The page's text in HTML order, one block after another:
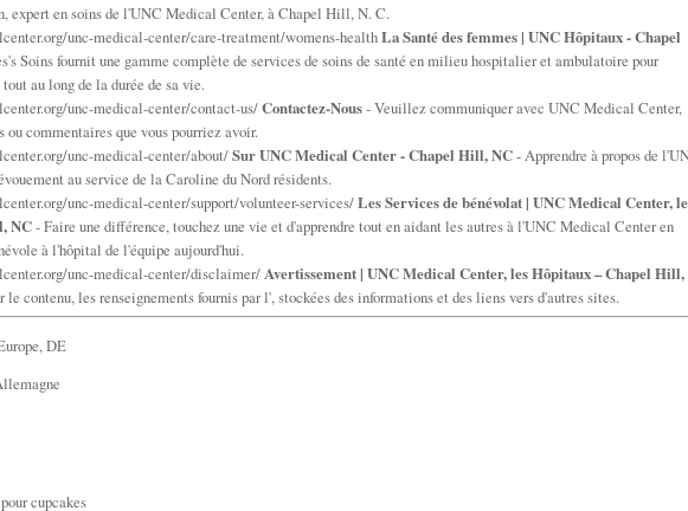
expert en soins de l'UNC Medical Center, à Chapel Hill, N. C.
unc-medical-center/care-treatment/womens-healthLa Santé des femmes | UNC Hôpitaux - Chapel
Soins fournit une gamme complète de services de soins de santé en milieu hospitalier et ambulatoire pour
au long de la durée de sa vie.
unc-medical-center/contact-us/Contactez-Nous- Veuillez communiquer avec UNC Medical Center,
ou commentaires que vous pourriez avoir.
unc-medical-center/about/Sur UNC Medical Center - Chapel Hill, NC- Apprendre à propos de
au service de la Caroline du Nord résidents.
unc-medical-center/support/volunteer-services/Les Services de bénévolat | UNC Medical Center,
NC- Faire une différence, touchez une vie et d'apprendre tout en aidant les autres à l'UNC Medical Center en
à l'hôpital de l'équipe aujourd'hui.
unc-medical-center/disclaimer/ Avertissement | UNC Medical Center, les Hôpitaux – Chapel Hill,
le contenu, les renseignements fournis par l', stockées des informations et des liens vers d'autres sites.
DE
cupcakes